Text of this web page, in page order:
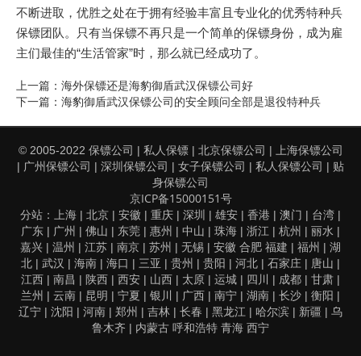
不断进取，优胜之处在于拥有经验丰富且专业化的优秀特种兵
保镖团队。只有当保镖不再只是一个简单的保镖身份，成为雇
主们最佳的“生活管家”时，那么就已经成功了。
上一篇： 海外保镖还是海豹御盾武汉保镖公司好
下一篇： 海豹御盾武汉保镖公司的安全顾问全部是退役特种兵
© 2005-2022 保镖公司 | 私人保镖| 北京保镖公司 | 上海保镖公司
| 广州保镖公司 | 深圳保镖公司 | 女子保镖公司 | 私人保镖公司 | 贴
身保镖公司
京ICP备15000151号
分站： 上海 | 北京 | 安徽 | 重庆 | 深圳 | 雄安 | 香港 | 澳门 | 台湾 |
广东 | 广州 | 佛山 | 东莞 | 惠州 | 中山 | 珠海 | 浙江 | 杭州 | 丽水 |
嘉兴 | 温州 | 江苏 | 南京 | 苏州 | 无锡 | 安徽 合肥 福建 | 福州 | 湖
北 | 武汉 | 海南 | 海口 | 三亚 | 贵州 | 贵阳 | 河北 | 石家庄 | 唐山 |
江西 | 南昌 | 陕西 | 西安 | 山西 | 太原 | 运城 | 四川 | 成都 | 甘肃 |
兰州 | 云南 | 昆明 | 宁夏 | 银川 | 广西 | 南宁 | 湖南 | 长沙 | 衡阳 |
辽宁 | 沈阳 | 河南 | 郑州 | 吉林 | 长春 | 黑龙江 | 哈尔滨 | 新疆 | 乌
鲁木齐 | 内蒙古 呼和浩特 青海 西宁